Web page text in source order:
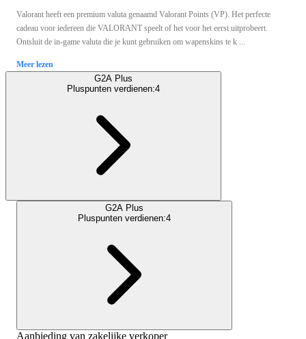
Valorant heeft een premium valuta genaamd Valorant Points (VP). Het perfecte
cadeau voor iedereen die VALORANT speelt of het voor het eerst uitprobeert.
Ontsluit de in-game valuta die je kunt gebruiken om wapenskins te k ...
Meer lezen
G2A Plus
Pluspunten verdienen:4
G2A Plus
Pluspunten verdienen:4
Aanbieding van zakelijke verkoper